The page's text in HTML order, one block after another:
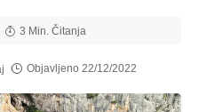
Objavljeno 22/12/2022
3 Min. Čitanja